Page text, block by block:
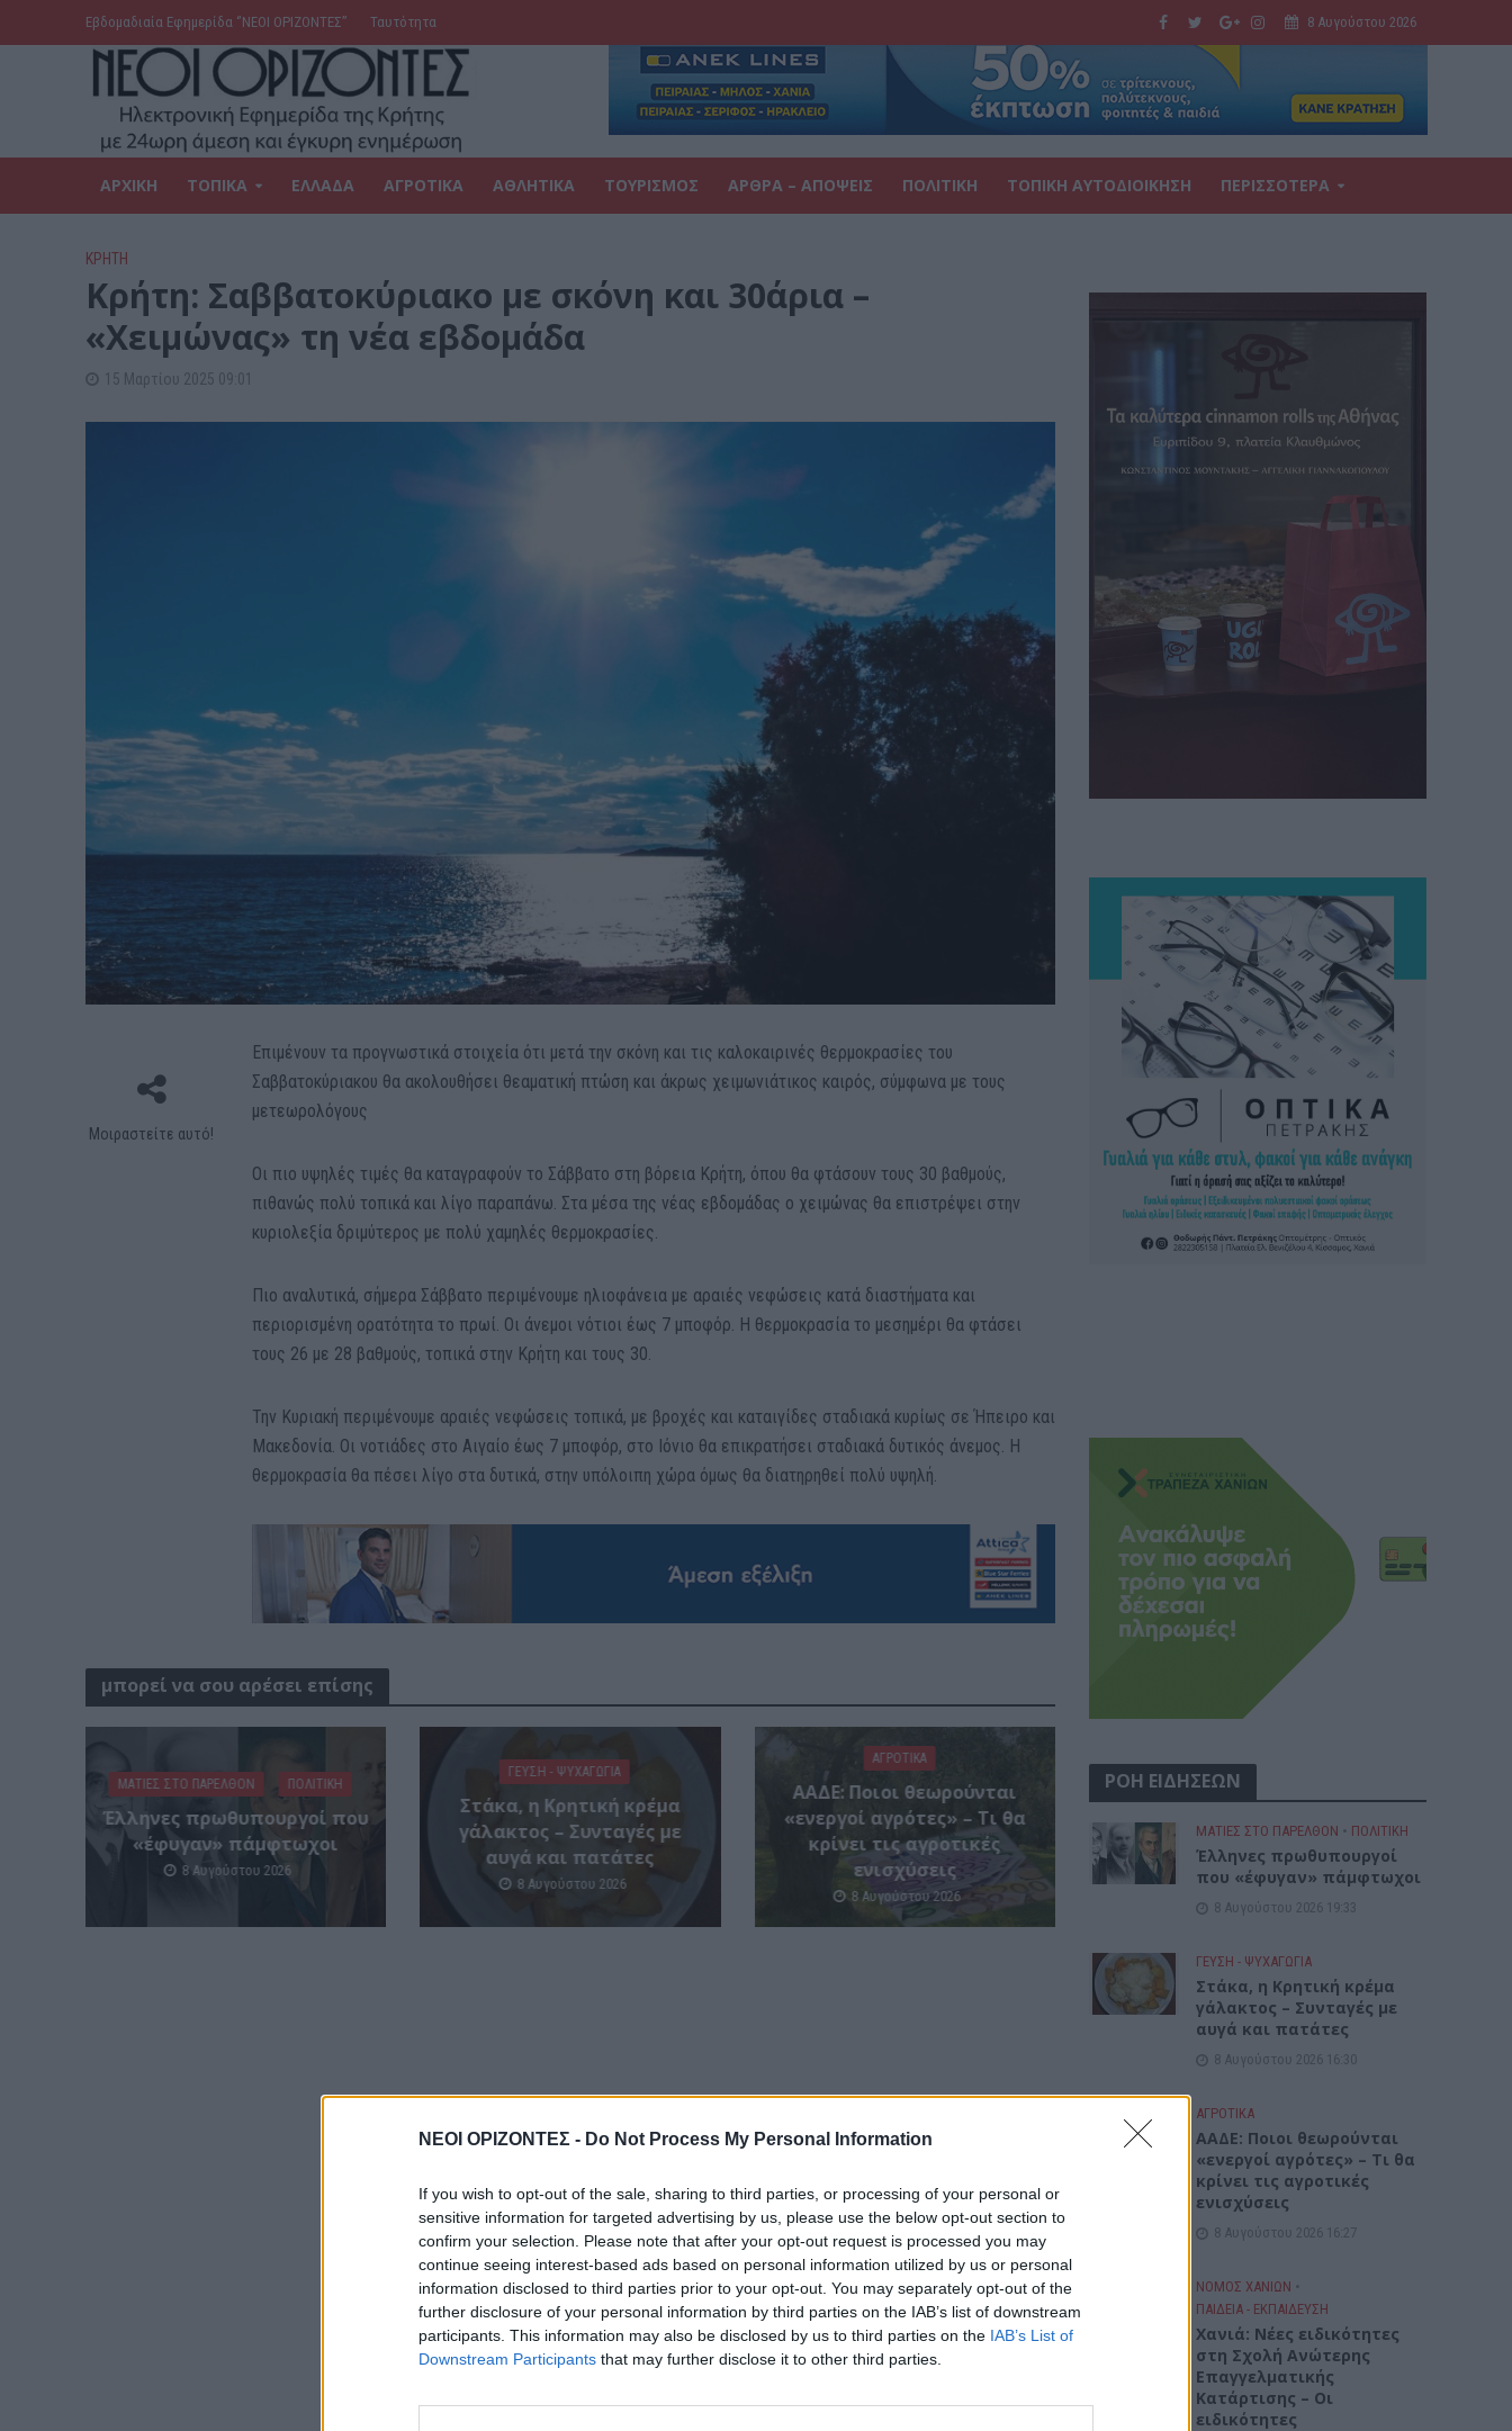
ΝΕΟΙ ΟΡΙΖΟΝΤΕΣ - Do Not Process My Personal Information
If you wish to opt-out of the sale, sharing to third parties, or processing of your personal or
sensitive information for targeted advertising by us, please use the below opt-out section to
confirm your selection. Please note that after your opt-out request is processed you may
continue seeing interest-based ads based on personal information utilized by us or personal
information disclosed to third parties prior to your opt-out. You may separately opt-out of the
further disclosure of your personal information by third parties on the IAB’s list of downstream
participants. This information may also be disclosed by us to third parties on the IAB’s List of
Downstream Participants that may further disclose it to other third parties.
Εβδομαδιαία Εφημερίδα ‘’ΝΕΟΙ ΟΡΙΖΟΝΤΕΣ’’ Ταυτότητα 8 Αυγούστου 2026
ΑΡΧΙΚΗ ΤΟΠΙΚΑ ΕΛΛΑΔΑ ΑΓΡΟΤΙΚΑ ΑΘΛΗΤΙΚΑ ΤΟΥΡΙΣΜΟΣ ΑΡΘΡΑ – ΑΠΟΨΕΙΣ ΠΟΛΙΤΙΚΗ ΤΟΠΙΚΗ ΑΥΤΟΔΙΟΙΚΗΣΗ ΠΕΡΙΣΣΟΤΕΡΑ
ΚΡΗΤΗ
Κρήτη: Σαββατοκύριακο με σκόνη και 30άρια –
«Xειμώνας» τη νέα εβδομάδα
15 Μαρτίου 2025 09:01
Μοιραστείτε αυτό!
Επιμένουν τα προγνωστικά στοιχεία ότι μετά την σκόνη και τις καλοκαιρινές θερμοκρασίες του
Σαββατοκύριακου θα ακολουθήσει θεαματική πτώση και άκρως χειμωνιάτικος καιρός, σύμφωνα με τους
μετεωρολόγους
Οι πιο υψηλές τιμές θα καταγραφούν το Σάββατο στη βόρεια Κρήτη, όπου θα φτάσουν τους 30 βαθμούς,
πιθανώς πολύ τοπικά και λίγο παραπάνω. Στα μέσα της νέας εβδομάδας ο χειμώνας θα επιστρέψει στην
κυριολεξία δριμύτερος με πολύ χαμηλές θερμοκρασίες.
Πιο αναλυτικά, σήμερα Σάββατο περιμένουμε ηλιοφάνεια με αραιές νεφώσεις κατά διαστήματα και
περιορισμένη ορατότητα το πρωί. Οι άνεμοι νότιοι έως 7 μποφόρ. Η θερμοκρασία το μεσημέρι θα φτάσει
τους 26 με 28 βαθμούς, τοπικά στην Κρήτη και τους 30.
Την Κυριακή περιμένουμε αραιές νεφώσεις τοπικά, με βροχές και καταιγίδες σταδιακά κυρίως σε Ήπειρο και
Μακεδονία. Οι νοτιάδες στο Αιγαίο έως 7 μποφόρ, στο Ιόνιο θα επικρατήσει σταδιακά δυτικός άνεμος. Η
θερμοκρασία θα πέσει λίγο στα δυτικά, στην υπόλοιπη χώρα όμως θα διατηρηθεί πολύ υψηλή.
μπορεί να σου αρέσει επίσης
ΜΑΤΙΕΣ ΣΤΟ ΠΑΡΕΛΘΟΝ ΠΟΛΙΤΙΚΗ
Έλληνες πρωθυπουργοί που
«έφυγαν» πάμφτωχοι
8 Αυγούστου 2026
ΓΕΎΣΗ - ΨΥΧΑΓΩΓΊΑ
Στάκα, η Κρητική κρέμα
γάλακτος – Συνταγές με
αυγά και πατάτες
8 Αυγούστου 2026
ΑΓΡΟΤΙΚΑ
ΑΑΔΕ: Ποιοι θεωρούνται
«ενεργοί αγρότες» – Τι θα
κρίνει τις αγροτικές
ενισχύσεις
8 Αυγούστου 2026
ΡΟΗ ΕΙΔΗΣΕΩΝ
ΜΑΤΙΕΣ ΣΤΟ ΠΑΡΕΛΘΟΝ • ΠΟΛΙΤΙΚΗ
Έλληνες πρωθυπουργοί
που «έφυγαν» πάμφτωχοι
8 Αυγούστου 2026 19:33
ΓΕΎΣΗ - ΨΥΧΑΓΩΓΊΑ
Στάκα, η Κρητική κρέμα
γάλακτος – Συνταγές με
αυγά και πατάτες
8 Αυγούστου 2026 16:30
ΑΓΡΟΤΙΚΑ
ΑΑΔΕ: Ποιοι θεωρούνται
«ενεργοί αγρότες» – Τι θα
κρίνει τις αγροτικές
ενισχύσεις
8 Αυγούστου 2026 16:27
ΝΟΜΌΣ ΧΑΝΊΩΝ •
ΠΑΙΔΕΙΑ - ΕΚΠΑΙΔΕΥΣΗ
Χανιά: Νέες ειδικότητες
στη Σχολή Ανώτερης
Επαγγελματικής
Κατάρτισης – Οι
ειδικότητες